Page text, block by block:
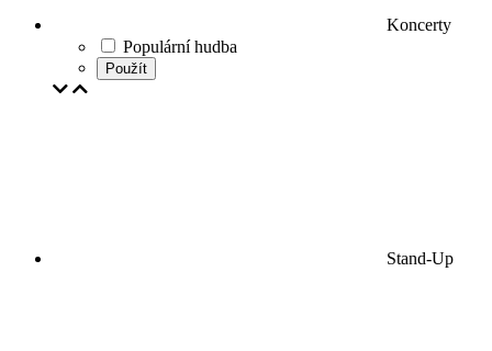
Koncerty
Populární hudba
Použít
Stand-Up